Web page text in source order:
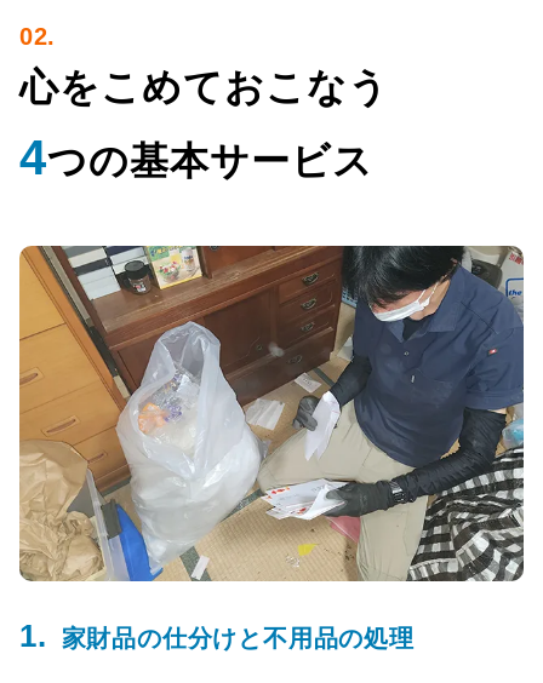
02.
心をこめておこなう
4つの基本サービス
1. 家財品の仕分けと不用品の処理